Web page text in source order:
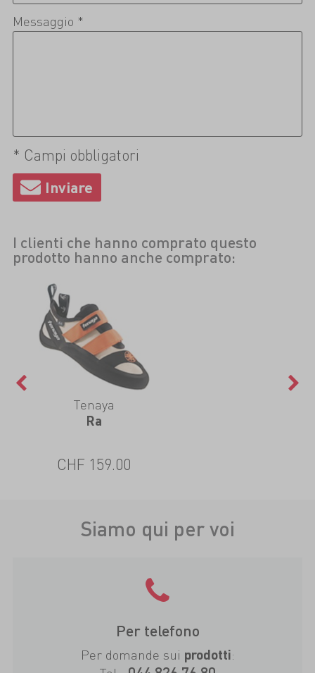
Messaggio *
* Campi obbligatori
I clienti che hanno comprato questo
prodotto hanno anche comprato:
Tenaya
Ra
CHF 159.00
Siamo qui per voi
Per telefono
Per domande sui prodotti: